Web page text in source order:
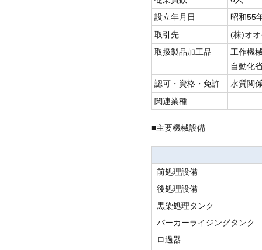
設立年月日
昭和55
取引先
(株)オ
取扱製品加工品
工作機
自動化
認可・資格・免許
水質関
関連業種
■主要機械設備
前処理設備
後処理設備
黒染処理タンク
パーカーライジングタンク
ロ過器